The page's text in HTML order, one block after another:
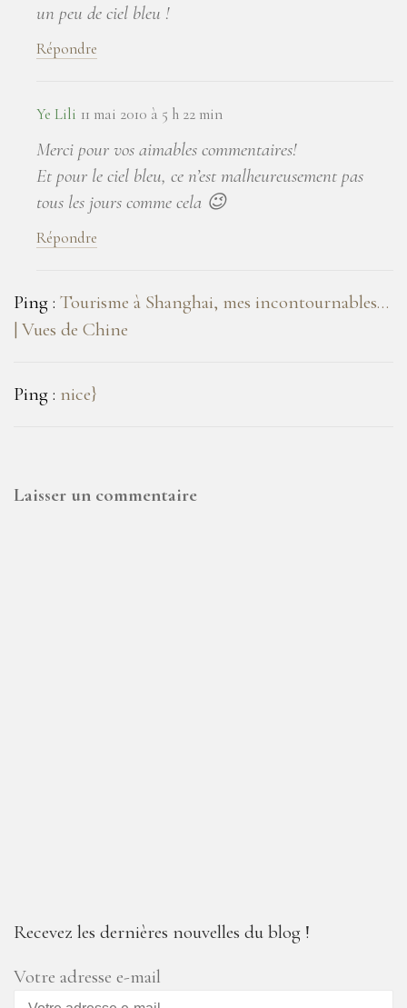
un peu de ciel bleu !
Répondre
Ye Lili 11 mai 2010 à 5 h 22 min
Merci pour vos aimables commentaires!
Et pour le ciel bleu, ce n’est malheureusement pas
tous les jours comme cela 😉
Répondre
Ping : Tourisme à Shanghai, mes incontournables…
| Vues de Chine
Ping : nice}
Laisser un commentaire
Recevez les dernières nouvelles du blog !
Votre adresse e-mail